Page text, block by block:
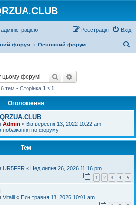
Вхід
Реєстрація
форум Основний форум
Пошук
тем • Сторінка 1 з 1
Оголошення
Admin « Вів вересня 13, 2022 10:22 am
побажання по форуму
Тем
UR5FFR « Нед липня 26, 2026 11:16 pm
1 2 3 4 5
Vitalii « Пон травня 18, 2026 10:01 am